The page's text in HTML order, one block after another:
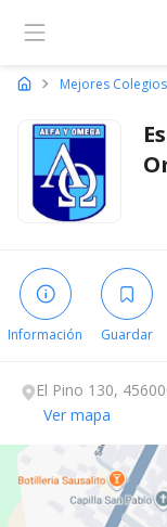
Mejores
Información Guardar
El Pino 130,
Ver mapa